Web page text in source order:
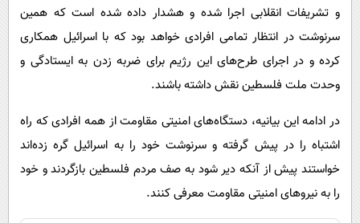
و تشریفات انقلابی اجرا شده و هشدار داده شده است که همین
سرنوشت در انتظار تمامی افرادی خواهد بود که با اسرائیل همکاری
کرده و در اجرای طرح‌های این رژیم برای ضربه زدن به ایستادگی و
وحدت ملت فلسطین نقش داشته باشند.
در ادامه این بیانیه، دستگاه‌های امنیتی مقاومت از همه افرادی که راه
اشتباه را در پیش گرفته و سرنوشت خود را به اسرائیل گره زده‌اند
خواستند پیش از آنکه دیر شود به صف مردم فلسطین بازگردند و خود
را به نیروهای امنیتی مقاومت معرفی کنند.